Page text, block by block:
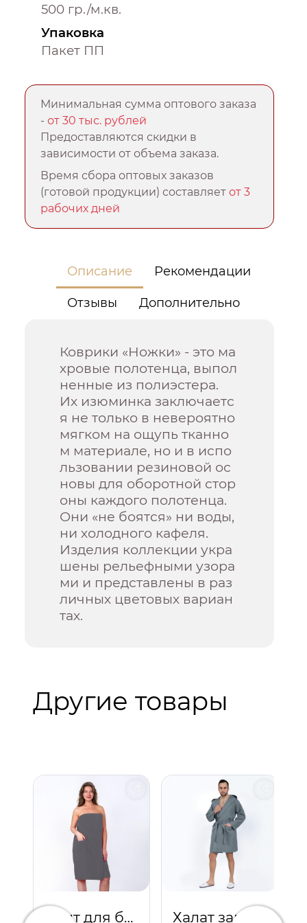
500 гр./м.кв.
Упаковка
Пакет ПП
Минимальная сумма оптового заказа
-от 30 тыс. рублей
Предоставляются скидки в
зависимости от объема заказа.
Время сбора оптовых заказов
(готовой продукции) составляетот 3
рабочих дней
Описание Рекомендации
Отзывы Дополнительно
Коврики «Ножки» - это ма
хровые полотенца, выпол
ненные из полиэстера.
Их изюминка заключаетс
я не только в невероятно
мягком на ощупь тканно
м материале, но и в испо
льзовании резиновой ос
новы для оборотной стор
оны каждого полотенца.
Они «не боятся» ни воды,
ни холодного кафеля.
Изделия коллекции укра
шены рельефными узора
ми и представлены в раз
личных цветовых вариан
тах.
Другие товары
Килт для бани и сауны женский (серый)